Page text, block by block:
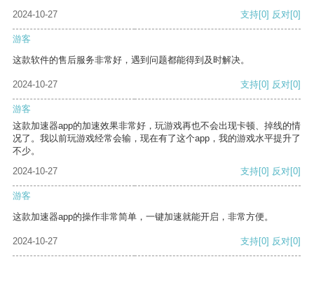
2024-10-27 支持[0] 反对[0]
游客
这款软件的售后服务非常好，遇到问题都能得到及时解决。
2024-10-27 支持[0] 反对[0]
游客
这款加速器app的加速效果非常好，玩游戏再也不会出现卡顿、掉线的情
况了。我以前玩游戏经常会输，现在有了这个app，我的游戏水平提升了
不少。
2024-10-27
支持[0] 反对[0]
游客
这款加速器app的操作非常简单，一键加速就能开启，非常方便。
2024-10-27 支持[0] 反对[0]